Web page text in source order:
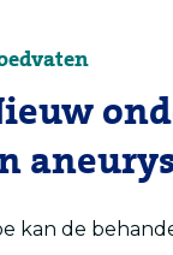
kan de